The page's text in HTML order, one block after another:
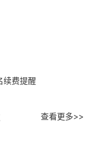
续费提醒
查看更多>>